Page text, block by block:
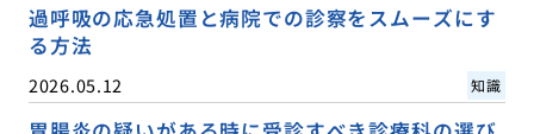
過呼吸の応急処置と病院での診察をスムーズにす
る方法
2026.05.12 知識